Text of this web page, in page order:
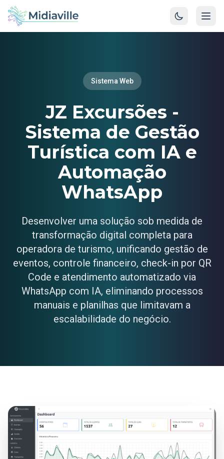
Sistema Web
JZ Excursões -
Sistema de Gestão
Turística com IA e
Automação
WhatsApp
Desenvolver uma solução sob medida de
transformação digital completa para
operadora de turismo, unificando gestão de
eventos, controle financeiro, check-in por QR
Code e atendimento automatizado via
WhatsApp com IA, eliminando processos
manuais e planilhas que limitavam a
escalabilidade do negócio.